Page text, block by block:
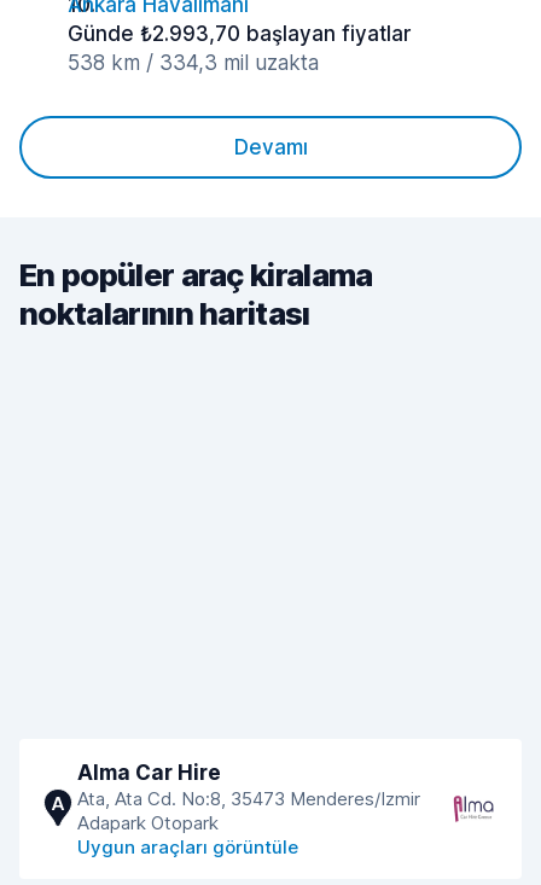
Ankara Havalimanı
Günde ₺2.993,70 başlayan fiyatlar
538 km / 334,3 mil uzakta
Devamı
En popüler araç kiralama
noktalarının haritası
A
Alma Car Hire
Ata, Ata Cd. No:8, 35473 Menderes/Izmir
Adapark Otopark
Uygun araçları görüntüle